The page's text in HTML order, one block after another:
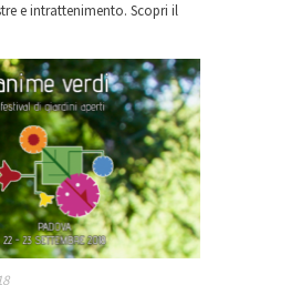
e intrattenimento. Scopri il